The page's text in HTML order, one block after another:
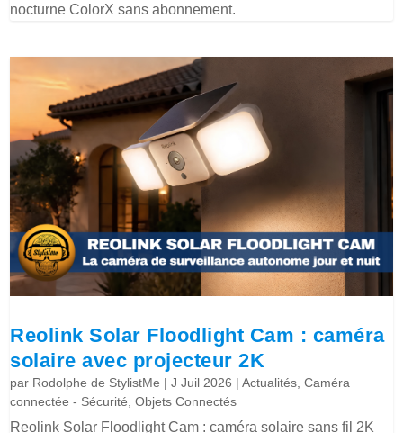
nocturne ColorX sans abonnement.
Reolink Solar Floodlight Cam : caméra
solaire avec projecteur 2K
par Rodolphe de StylistMe |J Juil 2026 |Actualités ,Caméra
connectée - Sécurité ,Objets Connectés
Reolink Solar Floodlight Cam : caméra solaire sans fil 2K